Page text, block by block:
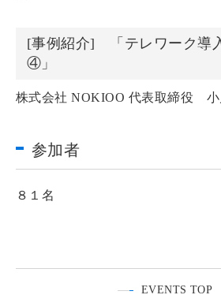
[事例紹介] 「テレワーク導
④」
株式会社 NOKIOO 代表取締役 小
参加者
８１名
EVENTS TOP